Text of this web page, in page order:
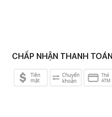
CHẤP NHẬN THANH TOÁN